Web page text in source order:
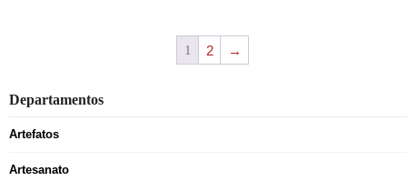
1 2 →
Departamentos
Artefatos
Artesanato